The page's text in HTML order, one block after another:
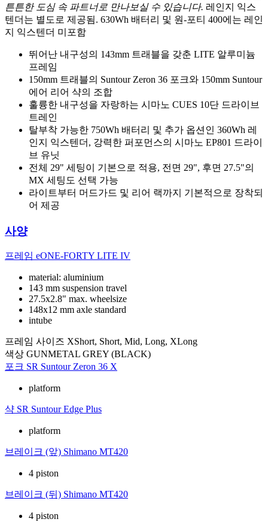
튼튼한 도심 속 파트너로 만나보실 수 있습니다. 레인지 익스
텐더는 별도로 제공됨. 630Wh 배터리 및 원-포티 400에는 레인
지 익스텐더 미포함
뛰어난 내구성의 143mm 트래블을 갖춘 LITE 알루미늄
프레임
150mm 트래블의 Suntour Zeron 36 포크와 150mm Suntour
에어 리어 샥의 조합
훌륭한 내구성을 자랑하는 시마노 CUES 10단 드라이브
트레인
탈부착 가능한 750Wh 배터리 및 추가 옵션인 360Wh 레
인지 익스텐더, 강력한 퍼포먼스의 시마노 EP801 드라이
브 유닛
전체 29" 세팅이 기본으로 적용, 전면 29", 후면 27.5"의
MX 세팅도 선택 가능
라이트부터 머드가드 및 리어 랙까지 기본적으로 장착되
어 제공
사양
프레임 eONE-FORTY LITE IV
material: aluminium
143 mm suspension travel
27.5x2.8" max. wheelsize
148x12 mm axle standard
intube
프레임 사이즈 XShort, Short, Mid, Long, XLong
색상 GUNMETAL GREY (BLACK)
포크 SR Suntour Zeron 36 X
platform
샥 SR Suntour Edge Plus
platform
브레이크 (앞) Shimano MT420
4 piston
브레이크 (뒤) Shimano MT420
4 piston